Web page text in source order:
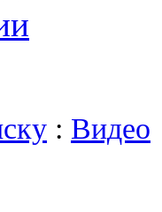
: Видео